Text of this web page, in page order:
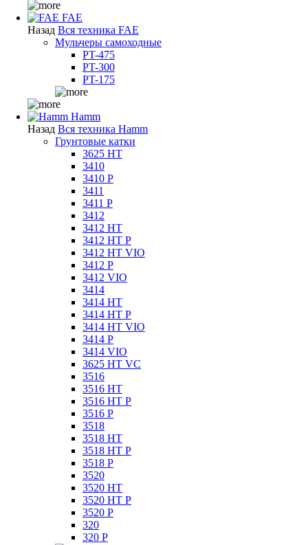
FAE
Назад Вся техника FAE
Мульчеры самоходные
PT-475
PT-300
PT-175
Hamm
Назад Вся техника Hamm
Грунтовые катки
3625 HT
3410
3410 P
3411
3411 P
3412
3412 HT
3412 HT P
3412 HT VIO
3412 P
3412 VIO
3414
3414 HT
3414 HT P
3414 HT VIO
3414 P
3414 VIO
3625 HT VC
3516
3516 HT
3516 HT P
3516 P
3518
3518 HT
3518 HT P
3518 P
3520
3520 HT
3520 HT P
3520 P
320
320 P